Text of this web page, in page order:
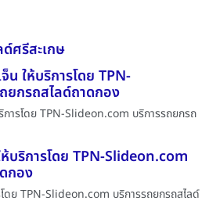
ศรีสะเกษ
น ให้บริการโดย TPN-
ยกรถสไลด์ถาดกอง
การโดย TPN-Slideon.com บริการรถยกรถ
บริการโดย TPN-Slideon.com
กอง
ดย TPN-Slideon.com บริการรถยกรถสไลด์